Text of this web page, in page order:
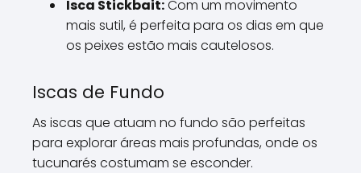
Isca Stickbait:Com um movimento
mais sutil, é perfeita para os dias em que
os peixes estão mais cautelosos.
Iscas de Fundo
As iscas que atuam no fundo são perfeitas
para explorar áreas mais profundas, onde os
tucunarés costumam se esconder.